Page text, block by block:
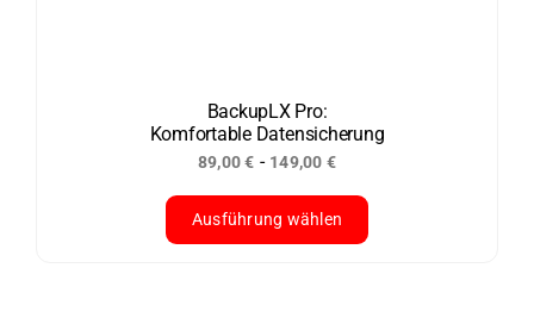
Produktseite
gewählt
werden
BackupLX Pro:
Komfortable Datensicherung
89,00€ - 149,00 €
Ausführung wählen